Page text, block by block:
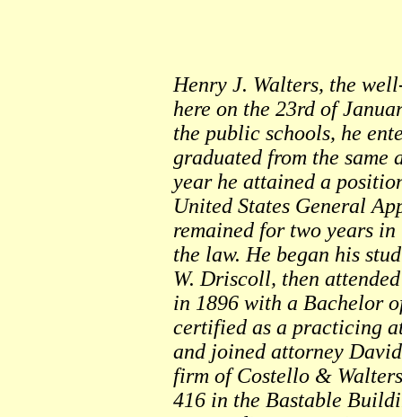
Henry J. Walters, the
here on the 23rd of
the public schools, he
graduated from the same
year he attained a
United States General
remained for two years
the law. He began his
W. Driscoll, then
in 1896 with a Bachelor
certified as a practicing
and joined attorney
firm of Costello &
416 in the Bastable